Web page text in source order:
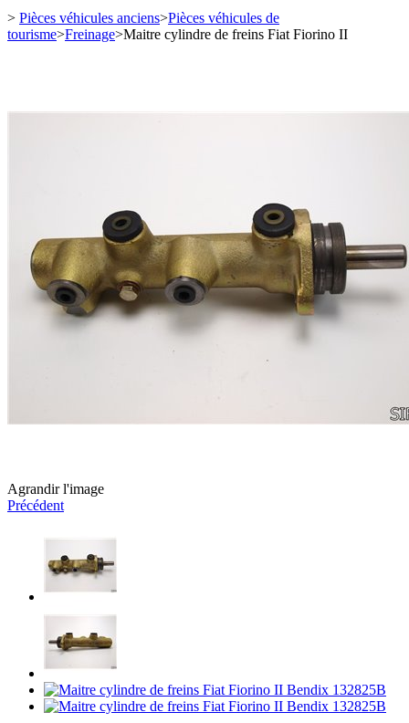
> Pièces véhicules anciens>Pièces véhicules de
tourisme>Freinage>Maitre cylindre de freins Fiat Fiorino II
Agrandir l'image
Précédent